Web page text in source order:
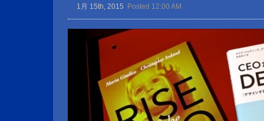
1月 15th, 2015 Posted 12:00 AM